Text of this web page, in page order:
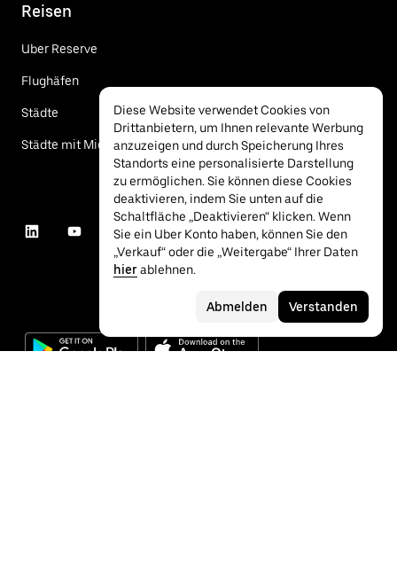
Reisen
Uber Reserve
Flughäfen
Städte
Städte mit Mietwagen
Diese Website verwendet Cookies von
Drittanbietern, um Ihnen relevante Werbung
anzuzeigen und durch Speicherung Ihres
Standorts eine personalisierte Darstellung
zu ermöglichen. Sie können diese Cookies
deaktivieren, indem Sie unten auf die
Schaltfläche „Deaktivieren“ klicken. Wenn
Sie ein Uber Konto haben, können Sie den
„Verkauf“ oder die „Weitergabe“ Ihrer Daten
hierablehnen.
Abmelden Verstanden